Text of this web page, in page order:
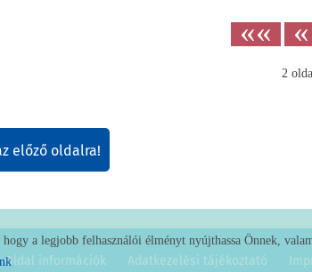
«« «
2
előző oldalra!
Oldal információk Adatkezelési tájékoztató
a legjobb felhasználói élményt nyújthassa Önnek,